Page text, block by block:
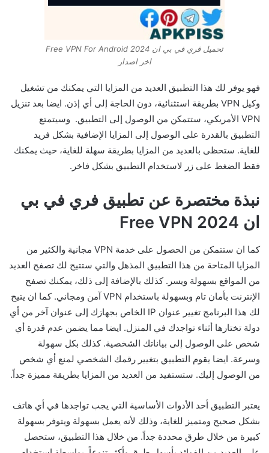
تحميل فري في بي ان 2024 Free VPN For Android
اخر اصدار
فهو يوفر لك هذا التطبيق العديد من المزايا التي يمكنك من تشغيل
وكيل VPN بطريقة استثنائية، دون الحاجة إلى أي إذن. ايضا بعد تنزيل
VPN الأمريكي، ستتمكن من الوصول إلى التطبيق. وسيتمتع
التطبيق بالقدرة على الوصول إلى المزايا الإضافية بشكل فريد
للغاية. ستحظى بالعديد من المزايا بطريقة سهلة للغاية، حيث يمكنك
فقط الضغط على زر لاستخدام التطبيق بشكل فاخر.
نبذة مختصرة عن تطبيق فري في بي
ان 2024
Free VPN
كما ان ستتمكن من الحصول على خدمة VPN مجانية والكثير من
المزايا المتاحة من هذا التطبيق المذهل والتي ستتيح لك تصفح العديد
من المواقع بسهولة ويسر. كذلك بالإضافة إلى ذلك، يمكنك تصفح
الإنترنت بأمان تام وبسهولة باستخدام VPN آمن ومجاني. كما ان يتيح
لك هذا البرنامج تغيير عنوان IP الخاص بجهازك إلى عنوان آخر من أي
دولة تختارها أثناء تواجدك في المنزل. ايضا مما يضمن عدم قدرة أي
شخص على الوصول إلى بياناتك الشخصية. كذلك بكل سهولة
وسرعة. ايضا يقوم التطبيق بتغيير رقمك الشخصي لمنع أي شخص
من الوصول إليك. ستستفيد من العديد من المزايا بطريقة مميزة جداً.
يعتبر التطبيق أحد الأدوات الأساسية التي يجب تواجدها في أي هاتف
بشكل صحيح ومتميز للغاية، وذلك لأنه يعمل بسهولة ويتوفر بسهولة
كبيرة من خلال طرق محددة جداً. من خلال هذا التطبيق، ستحصل